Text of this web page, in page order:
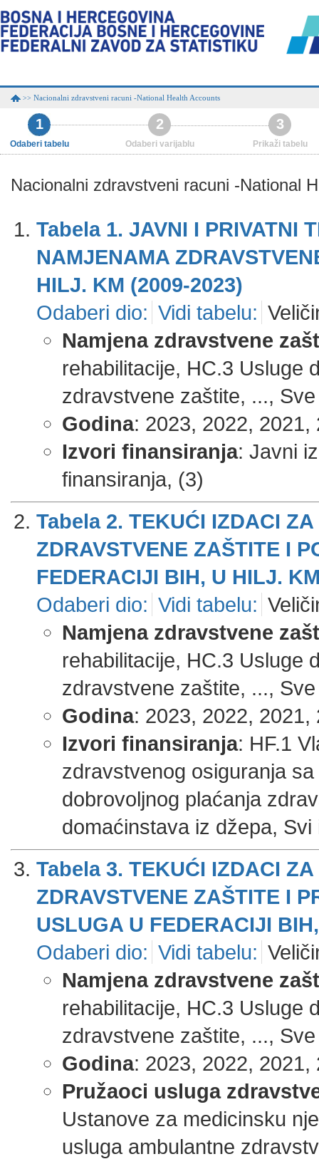
>> Nacionalni zdravstveni racuni -National Health Accounts
1
Odaberi tabelu
2
Odaberi varijablu
3
Prikaži tabelu
Nacionalni zdravstveni racuni -National
Tabela 1. JAVNI I PRIVATNI
NAMJENAMA
HILJ. KM (2009-2023)
Odaberi dio: Vidi tabelu:
Namjena zdravstvene
rehabilitacije, HC.3 Usluge
zdravstvene zaštite, ...,
Godina: 2023, 2022,
Izvori finansiranja: Javni
finansiranja, (3)
Tabela 2. TEKUĆI IZDACI
ZDRAVSTVENE ZAŠTITE I
FEDERACIJI BIH, U HILJ.
Odaberi dio: Vidi tabelu:
Namjena zdravstvene
rehabilitacije, HC.3 Usluge
zdravstvene zaštite, ...,
Godina: 2023, 2022,
Izvori finansiranja: HF.1
zdravstvenog osiguranja
dobrovoljnog plaćanja
domaćinstava iz džepa,
Tabela 3. TEKUĆI IZDACI
ZDRAVSTVENE ZAŠTITE I
USLUGA U FEDERACIJI
Odaberi dio: Vidi tabelu:
Namjena zdravstvene
rehabilitacije, HC.3 Usluge
zdravstvene zaštite, ...,
Godina: 2023, 2022,
Pružaoci usluga
Ustanove za medicinsku
usluga ambulantne